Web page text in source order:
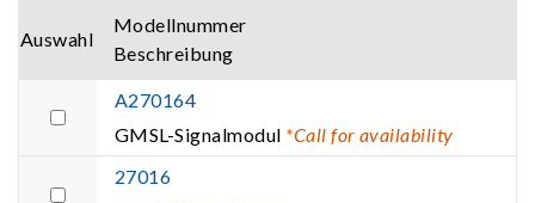
Auswahl
Modellnummer
Beschreibung
A270164
GMSL-Signalmodul *Call for availability
27016